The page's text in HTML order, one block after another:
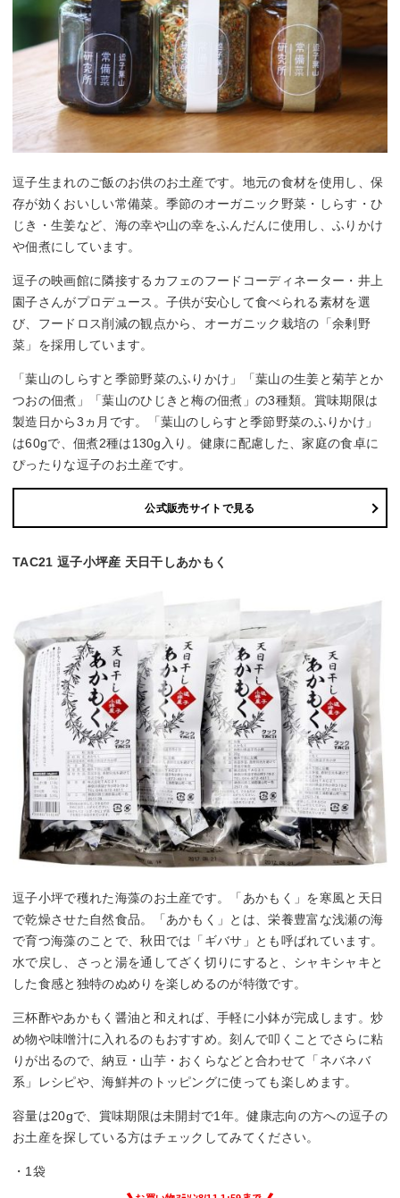
逗子生まれのご飯のお供のお土産です。地元の食材を使用し、保
存が効くおいしい常備菜。季節のオーガニック野菜・しらす・ひ
じき・生姜など、海の幸や山の幸をふんだんに使用し、ふりかけ
や佃煮にしています。
逗子の映画館に隣接するカフェのフードコーディネーター・井上
園子さんがプロデュース。子供が安心して食べられる素材を選
び、フードロス削減の観点から、オーガニック栽培の「余剰野
菜」を採用しています。
「葉山のしらすと季節野菜のふりかけ」「葉山の生姜と菊芋とか
つおの佃煮」「葉山のひじきと梅の佃煮」の3種類。賞味期限は
製造日から3ヵ月です。「葉山のしらすと季節野菜のふりかけ」
は60gで、佃煮2種は130g入り。健康に配慮した、家庭の食卓に
ぴったりな逗子のお土産です。
公式販売サイトで見る
TAC21 逗子小坪産 天日干しあかもく
逗子小坪で穫れた海藻のお土産です。「あかもく」を寒風と天日
で乾燥させた自然食品。「あかもく」とは、栄養豊富な浅瀬の海
で育つ海藻のことで、秋田では「ギバサ」とも呼ばれています。
水で戻し、さっと湯を通してざく切りにすると、シャキシャキと
した食感と独特のぬめりを楽しめるのが特徴です。
三杯酢やあかもく醤油と和えれば、手軽に小鉢が完成します。炒
め物や味噌汁に入れるのもおすすめ。刻んで叩くことでさらに粘
りが出るので、納豆・山芋・おくらなどと合わせて「ネバネバ
系」レシピや、海鮮丼のトッピングに使っても楽しめます。
容量は20gで、賞味期限は未開封で1年。健康志向の方への逗子の
お土産を探している方はチェックしてみてください。
・1袋